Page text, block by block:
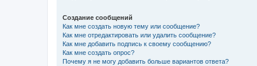
Создание сообщений
Как мне создать новую тему или сообщение?
Как мне отредактировать или удалить сообщение?
Как мне добавить подпись к своему сообщению?
Как мне создать опрос?
Почему я не могу добавить больше вариантов ответа?